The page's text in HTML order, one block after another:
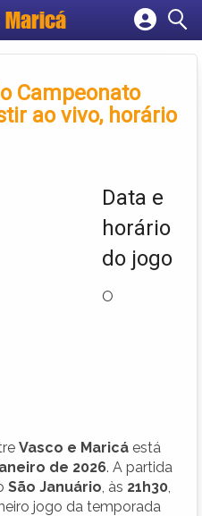
Maricá
empresa
conta
Campeonato
ao vivo, horário
Data e
horário
do jogo
O
Vasco e Maricá está
de 2026. A partida
São Januário , às 21h30
jogo da temporada